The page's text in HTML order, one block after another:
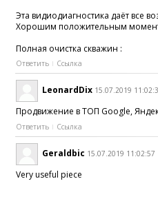
Эта видиодиагностика даёт все
Хорошим положительным
Полная очистка скважин :
Ответить Ссылка
LeonardDix 15.07.2019
Продвижение в ТОП Google,
Ответить Ссылка
Geraldbic 15.07.2019 11:02:57
Very useful piece